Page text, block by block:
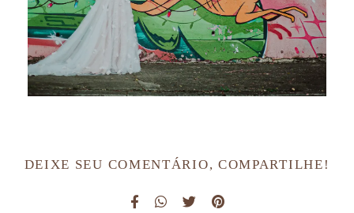
DEIXE SEU COMENTÁRIO, COMPARTILHE!